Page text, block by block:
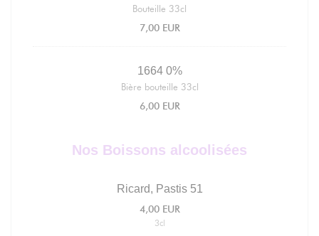
Bouteille 33cl
7,00 EUR
1664 0%
Bière bouteille 33cl
6,00 EUR
Nos Boissons alcoolisées
Ricard, Pastis 51
4,00 EUR
3cl